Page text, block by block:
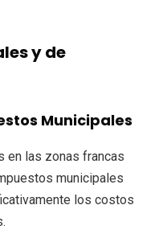
y de
Municipales
en las zonas francas
municipales
los costos